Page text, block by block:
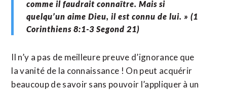
comme il faudrait connaître. Mais si
quelqu’un aime Dieu, il est connu de lui. » (1
Corinthiens 8:1-3 Segond 21)
Il n’y a pas de meilleure preuve d’ignorance que
la vanité de la connaissance ! On peut acquérir
beaucoup de savoir sans pouvoir l’appliquer à un